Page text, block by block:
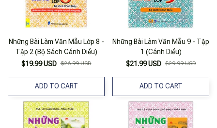
Những Bài Làm Văn Mẫu Lớp 8 -
Tập 2 (Bộ Sách Cánh Diều)
$19.99 USD $26.99 USD
ADD TO CART
Những Bài Làm Văn Mẫu 9 - Tập
1 (Cánh Diều)
$21.99 USD $29.99 USD
ADD TO CART